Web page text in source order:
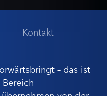
Kontakt
– das ist